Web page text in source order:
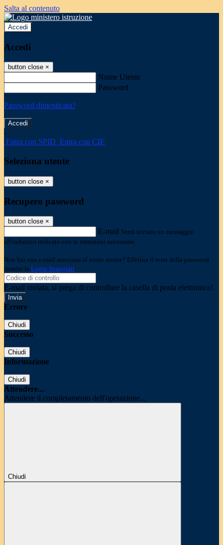
Salta al contenuto
Accedi
Accedi
button close ×
Nome Utente
Password
Password dimenticata?
-
Entra con SPID Entra con CIE
Seleziona utente
button close ×
Recupero password
button close ×
E-mail Verrà inviato un messaggio
all'indirizzo indicato con le istruzioni necessarie.
Non hai una e-mail associata al nome utente? Effettua il reset della password
tramite la Login Spaggiari
E-mail inviata, si prega di controllare la casella di posta elettronica!
Errore
Chiudi
Successo
Chiudi
Informazione
Chiudi
Attendere...
Attendere il completamento dell'operazione...
Chiudi